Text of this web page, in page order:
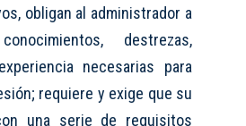
obligan al administrador a
destrezas,
necesarias para
; requiere y exige que su
una serie de requisitos